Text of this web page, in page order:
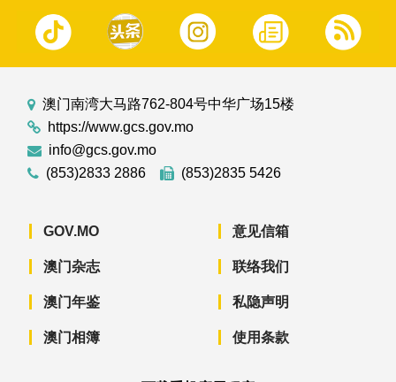
澳门南湾大马路762-804号中华广场15楼
https://www.gcs.gov.mo
info@gcs.gov.mo
(853)2833 2886
(853)2835 5426
GOV.MO
澳门杂志
澳门年鉴
澳门相簿
意见信箱
联络我们
私隐声明
使用条款